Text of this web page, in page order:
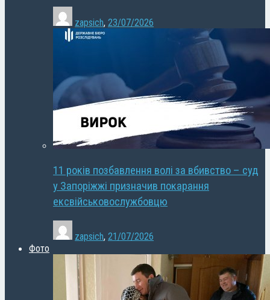
zapsich, 23/07/2026
11 років позбавлення волі за вбивство – суд
у Запоріжжі призначив покарання
ексвійськовослужбовцю
zapsich, 21/07/2026
Фото